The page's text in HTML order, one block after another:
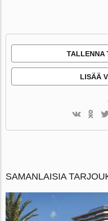
TALLENNA
LISÄÄ
SAMANLAISIA